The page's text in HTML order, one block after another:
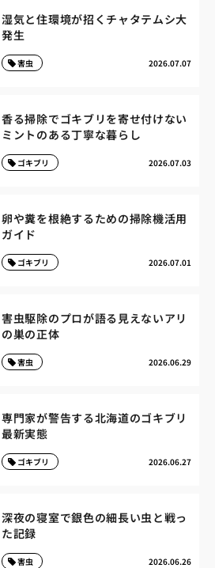
湿気と住環境が招くチャタテムシ大
発生
2026.07.07
害虫
香る掃除でゴキブリを寄せ付けない
ミントのある丁寧な暮らし
2026.07.03
ゴキブリ
卵や糞を根絶するための掃除機活用
ガイド
2026.07.01
ゴキブリ
害虫駆除のプロが語る見えないアリ
の巣の正体
2026.06.29
害虫
専門家が警告する北海道のゴキブリ
最新実態
2026.06.27
ゴキブリ
深夜の寝室で銀色の細長い虫と戦っ
た記録
2026.06.26
害虫